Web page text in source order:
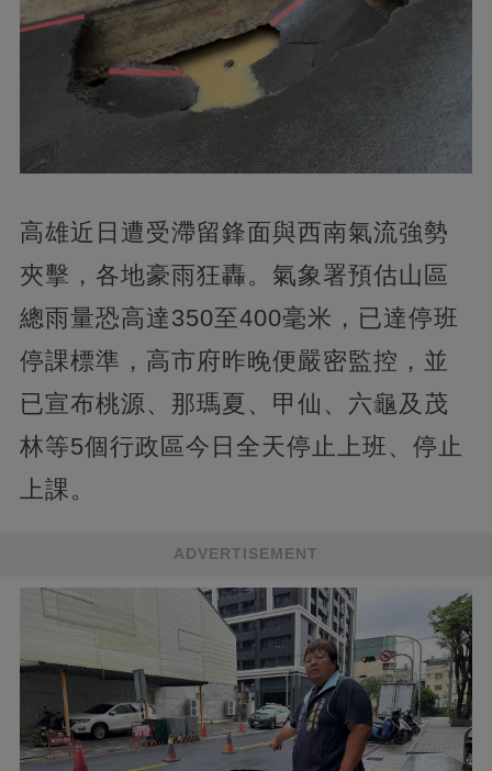
高雄近日遭受滯留鋒面與西南氣流強勢
夾擊，各地豪雨狂轟。氣象署預估山區
總雨量恐高達350至400毫米，已達停班
停課標準，高市府昨晚便嚴密監控，並
已宣布桃源、那瑪夏、甲仙、六龜及茂
林等5個行政區今日全天停止上班、停止
上課。
ADVERTISEMENT